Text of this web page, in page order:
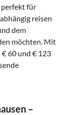
perfekt für
reisen
dem
möchten. Mit
60 und € 123
–